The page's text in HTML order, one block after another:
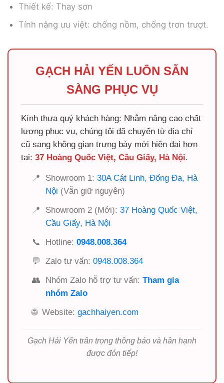
Thiết kế: Thay sơn
Tính năng ưu việt: chống nồm, chống trơn trượt.
GẠCH HẢI YẾN LUÔN SẴN
SÀNG PHỤC VỤ
Kính thưa quý khách hàng: Nhằm nâng cao chất
lượng phục vụ, chúng tôi đã chuyển từ địa chỉ
cũ sang không gian trưng bày mới hiện đại hơn
tại: 37 Hoàng Quốc Việt, Cầu Giấy, Hà Nội.
📍 Showroom 1: 30A Cát Linh, Đống Đa, Hà
Nội (Vẫn giữ nguyên)
📍
Showroom 2 (Mới): 37 Hoàng Quốc Việt,
Cầu Giấy, Hà Nội
📞
Hotline: 0948.008.364
💬
Zalo tư vấn: 0948.008.364
👥
Nhóm Zalo hỗ trợ tư vấn: Tham gia
nhóm Zalo
🌐 Website: gachhaiyen.com
Gạch Hải Yến trân trọng thông báo và hân hạnh
được đón tiếp!